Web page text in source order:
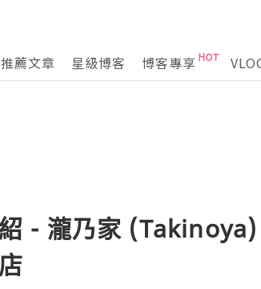
推薦文章 星級博客 博客專享
- 瀧乃家